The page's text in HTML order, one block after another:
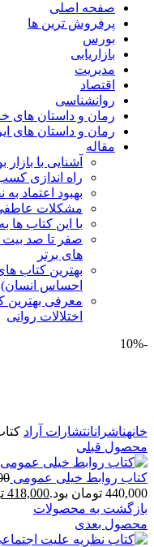
صفحه اصلی
پرفروش ترین ها
بورس
بازاریابی
مدیریت
اقتصاد
روانشناسی
رمان و داستان های
رمان و داستان های
مقاله
آشنایی با
راه اندازی
بهبود اعتماد
مشکلات
با این کتاب ها
صفر تا صد بیت
های برتر
بهترین کتاب
احساس انسان)
معرفی بهترین
اختلالات روانی
-10%
خانهناشرانانتشارات آراد
محصول قبلی
کتاب روابط خیلی عمومی
440,000 تومان بود.
418,000
بازگشت به محصولات
محصول بعدی